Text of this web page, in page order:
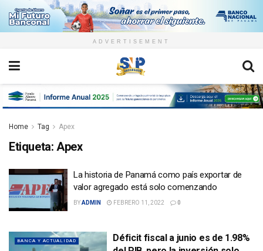
ADVERTISEMENT
Home Tag Apex
Etiqueta: Apex
La historia de Panamá como país exportar de
valor agregado está solo comenzando
BYADMIN FEBRERO 11, 2022 0
BANCA Y ACTUALIDAD
Déficit fiscal a junio es de 1.98%